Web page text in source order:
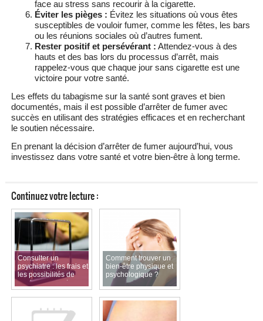
face au stress sans recourir à la cigarette.
Éviter les pièges : Évitez les situations où vous êtes
susceptibles de vouloir fumer, comme les fêtes, les bars
ou les réunions sociales où d’autres fument.
Rester positif et persévérant : Attendez-vous à des
hauts et des bas lors du processus d’arrêt, mais
rappelez-vous que chaque jour sans cigarette est une
victoire pour votre santé.
Les effets du tabagisme sur la santé sont graves et bien
documentés, mais il est possible d’arrêter de fumer avec
succès en utilisant des stratégies efficaces et en recherchant
le soutien nécessaire.
En prenant la décision d’arrêter de fumer aujourd’hui, vous
investissez dans votre santé et votre bien-être à long terme.
Continuez votre lecture :
Consulter un
psychiatre : les frais et
les possibilités de
remboursement
Comment trouver un
bien-être physique et
psychologique ?